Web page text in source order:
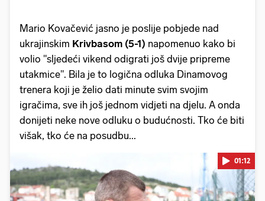
Mario Kovačević jasno je poslije pobjede nad
ukrajinskim Krivbasom (5-1) napomenuo kako bi
volio "sljedeći vikend odigrati još dvije pripreme
utakmice". Bila je to logična odluka Dinamovog
trenera koji je želio dati minute svim svojim
igračima, sve ih još jednom vidjeti na djelu. A onda
donijeti neke nove odluku o budućnosti. Tko će biti
višak, tko će na posudbu...
01:12